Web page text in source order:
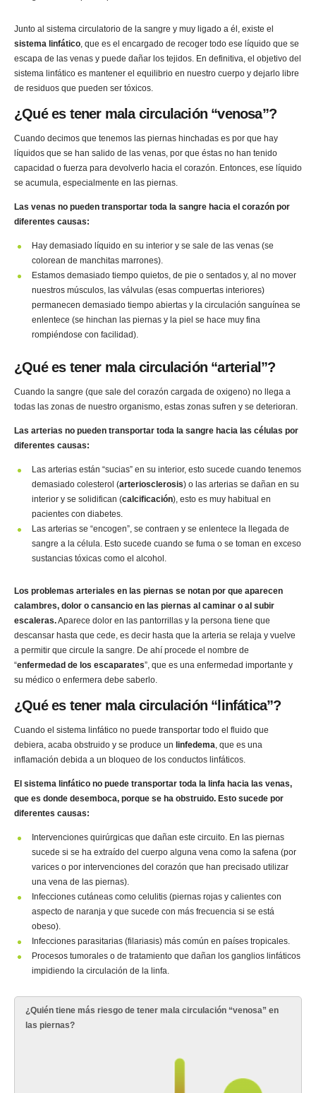
Junto al sistema circulatorio de la sangre y muy ligado a él, existe el
sistema linfático , que es el encargado de recoger todo ese líquido que se
escapa de las venas y puede dañar los tejidos. En definitiva, el objetivo del
sistema linfático es mantener el equilibrio en nuestro cuerpo y dejarlo libre
de residuos que pueden ser tóxicos.
¿Qué es tener mala circulación “venosa”?
Cuando decimos que tenemos las piernas hinchadas es por que hay
líquidos que se han salido de las venas, por que éstas no han tenido
capacidad o fuerza para devolverlo hacia el corazón. Entonces, ese líquido
se acumula, especialmente en las piernas.
Las venas no pueden transportar toda la sangre hacia el corazón por
diferentes causas:
Hay demasiado líquido en su interior y se sale de las venas (se
colorean de manchitas marrones).
Estamos demasiado tiempo quietos, de pie o sentados y, al no mover
nuestros músculos, las válvulas (esas compuertas interiores)
permanecen demasiado tiempo abiertas y la circulación sanguínea se
enlentece (se hinchan las piernas y la piel se hace muy fina
rompiéndose con facilidad).
¿Qué es tener mala circulación “arterial”?
Cuando la sangre (que sale del corazón cargada de oxigeno) no llega a
todas las zonas de nuestro organismo, estas zonas sufren y se deterioran.
Las arterias no pueden transportar toda la sangre hacia las células por
diferentes causas:
Las arterias están “sucias” en su interior, esto sucede cuando tenemos
demasiado colesterol (arteriosclerosis) o las arterias se dañan en su
interior y se solidifican (calcificación), esto es muy habitual en
pacientes con diabetes.
Las arterias se “encogen”, se contraen y se enlentece la llegada de
sangre a la célula. Esto sucede cuando se fuma o se toman en exceso
sustancias tóxicas como el alcohol.
Los problemas arteriales en las piernas se notan por que aparecen
calambres, dolor o cansancio en las piernas al caminar o al subir
escaleras.Aparece dolor en las pantorrillas y la persona tiene que
descansar hasta que cede, es decir hasta que la arteria se relaja y vuelve
a permitir que circule la sangre. De ahí procede el nombre de
“enfermedad de los escaparates”, que es una enfermedad importante y
su médico o enfermera debe saberlo.
¿Qué es tener mala circulación “linfática”?
Cuando el sistema linfático no puede transportar todo el fluido que
debiera, acaba obstruido y se produce un linfedema , que es una
inflamación debida a un bloqueo de los conductos linfáticos.
El sistema linfático no puede transportar toda la linfa hacia las venas,
que es donde desemboca, porque se ha obstruido. Esto sucede por
diferentes causas:
Intervenciones quirúrgicas que dañan este circuito. En las piernas
sucede si se ha extraído del cuerpo alguna vena como la safena (por
varices o por intervenciones del corazón que han precisado utilizar
una vena de las piernas).
Infecciones cutáneas como celulitis (piernas rojas y calientes con
aspecto de naranja y que sucede con más frecuencia si se está
obeso).
Infecciones parasitarias (filariasis) más común en países tropicales.
Procesos tumorales o de tratamiento que dañan los ganglios linfáticos
impidiendo la circulación de la linfa.
¿Quién tiene más riesgo de tener mala circulación “venosa” en
las piernas?